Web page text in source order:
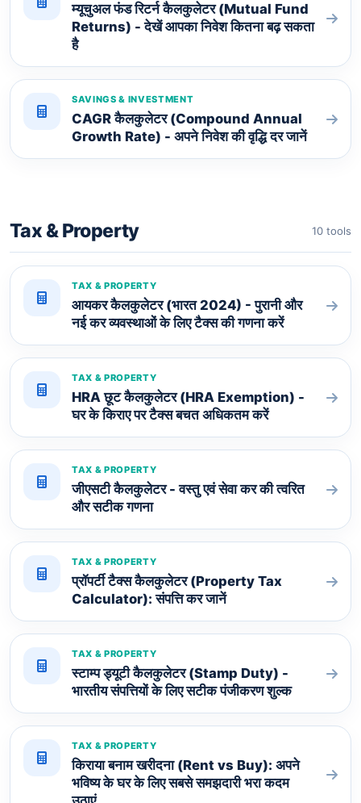
म्यूचुअल फंड रिटर्न कैलकुलेटर (Mutual Fund
Returns) - देखें आपका निवेश कितना बढ़ सकता
है
SAVINGS & INVESTMENT
CAGR कैलकुलेटर (Compound Annual
Growth Rate) - अपने निवेश की वृद्धि दर जानें
Tax & Property 10 tools
TAX & PROPERTY
आयकर कैलकुलेटर (भारत 2024) - पुरानी और
नई कर व्यवस्थाओं के लिए टैक्स की गणना करें
TAX & PROPERTY
HRA छूट कैलकुलेटर (HRA Exemption) -
घर के किराए पर टैक्स बचत अधिकतम करें
TAX & PROPERTY
जीएसटी कैलकुलेटर - वस्तु एवं सेवा कर की त्वरित
और सटीक गणना
TAX & PROPERTY
प्रॉपर्टी टैक्स कैलकुलेटर (Property Tax
Calculator): संपत्ति कर जानें
TAX & PROPERTY
स्टाम्प ड्यूटी कैलकुलेटर (Stamp Duty) -
भारतीय संपत्तियों के लिए सटीक पंजीकरण शुल्क
TAX & PROPERTY
किराया बनाम खरीदना (Rent vs Buy): अपने
भविष्य के घर के लिए सबसे समझदारी भरा कदम